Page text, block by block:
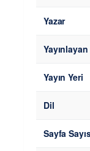
Yazar
Yayınlayan
Yayın Yeri
Dil
Sayfa